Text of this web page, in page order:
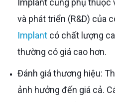
Implant cũng phụ thuộc
và phát triển (R&D) của
Implant có chất lượng
thường có giá cao hơn.
Đánh giá thương hiệu: Thương hiệu cũng có thể
ảnh hưởng đến giá cả.